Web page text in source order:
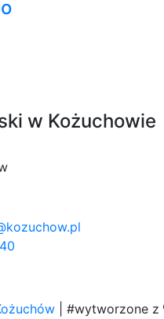
w Kożuchowie
#wytworzone z